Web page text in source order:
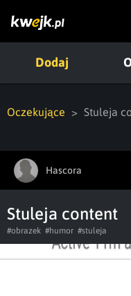
Dodaj
Oczekujące Stuleja
Hascora
Stuleja content
#obrazek #humor #stuleja